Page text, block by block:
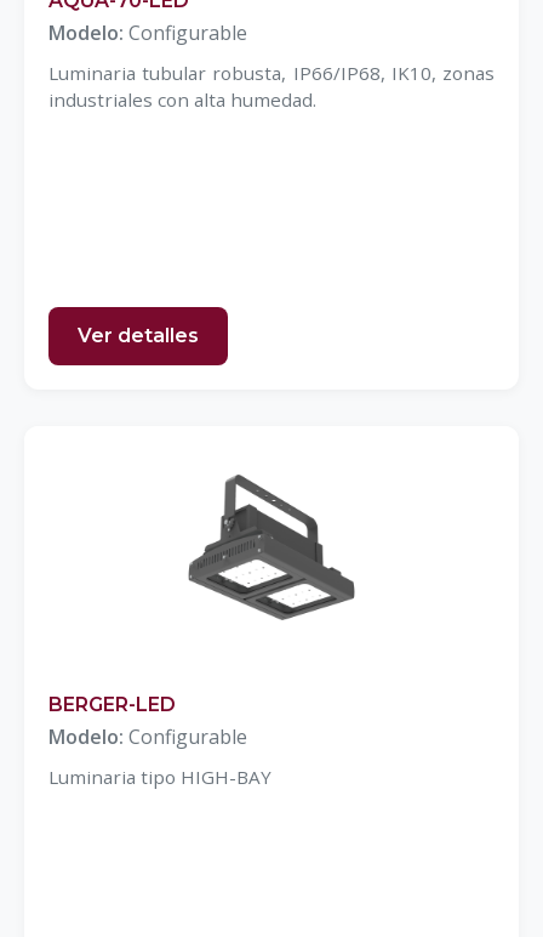
Modelo: Configurable
Luminaria tubular robusta, IP66/IP68, IK10, zonas
industriales con alta humedad.
Ver detalles
BERGER-LED
Modelo: Configurable
Luminaria tipo HIGH-BAY